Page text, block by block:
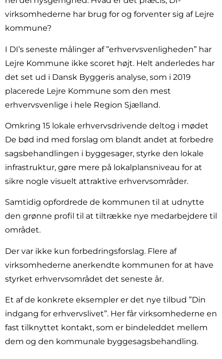
virksomhederne har brug for og forventer sig af Lejre
kommune?
I DI’s seneste målinger af ”erhvervsvenligheden” har
Lejre Kommune ikke scoret højt. Helt anderledes har
det set ud i Dansk Byggeris analyse, som i 2019
placerede Lejre Kommune som den mest
erhvervsvenlige i hele Region Sjælland.
Omkring 15 lokale erhvervsdrivende deltog i mødet
De bød ind med forslag om blandt andet at forbedre
sagsbehandlingen i byggesager, styrke den lokale
infrastruktur, gøre mere på lokalplansniveau for at
sikre nogle visuelt attraktive erhvervsområder.
Samtidig opfordrede de kommunen til at udnytte
den grønne profil til at tiltrække nye medarbejdere til
området.
Der var ikke kun forbedringsforslag. Flere af
virksomhederne anerkendte kommunen for at have
styrket erhvervsområdet det seneste år.
Et af de konkrete eksempler er det nye tilbud ”Din
indgang for erhvervslivet”. Her får virksomhederne en
fast tilknyttet kontakt, som er bindeleddet mellem
dem og den kommunale byggesagsbehandling.